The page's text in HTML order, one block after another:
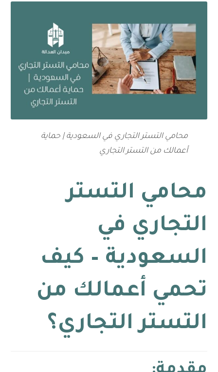
محامي التستر التجاري في السعودية | حماية
أعمالك من التستر التجاري
محامي التستر
التجاري في
السعودية – كيف
تحمي أعمالك من
التستر التجاري؟